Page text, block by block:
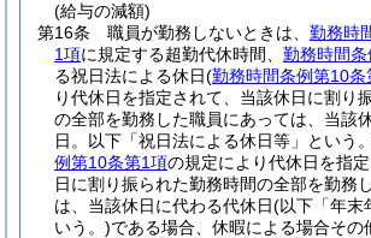
(給与の減額)
第16条
職員が勤務しないときは、 勤務時
1項に規定する超勤代休時間、 勤務時間条
る祝日法による休日(勤務時間条例第10条
り代休日を指定されて、当該休日に割り
の全部を勤務した職員にあっては、当該
日。以下「祝日法による休日等」という
例第10条第1項の規定により代休日を指
日に割り振られた勤務時間の全部を勤務
は、当該休日に代わる代休日(以下「年末
いう。)である場合、休暇による場合その